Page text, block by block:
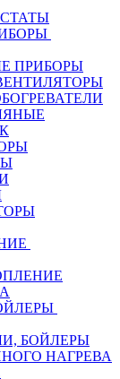
ПРИБОРЫ
БОЙЛЕРЫ
НАГРЕВА